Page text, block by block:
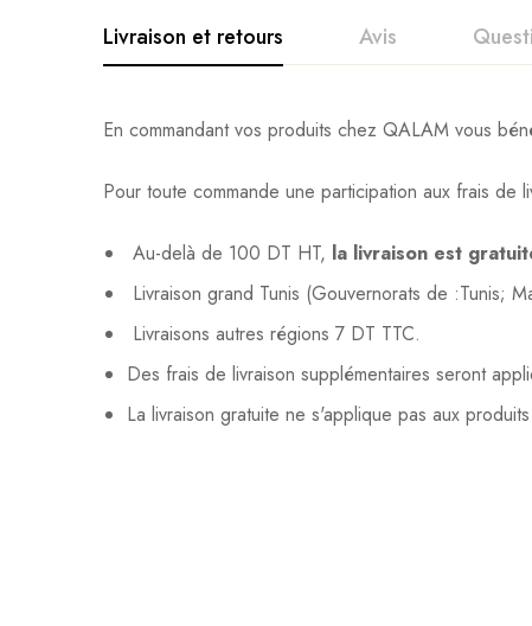
Livraison et retours Avis
En commandant vos produits chez QALAM vous
Pour toute commande une participation aux frais de
Au-delà de 100 DT HT, la livraison est
Livraison grand Tunis (Gouvernorats de :Tunis;
Livraisons autres régions 7 DT TTC.
Des frais de livraison supplémentaires seront
La livraison gratuite ne s'applique pas aux